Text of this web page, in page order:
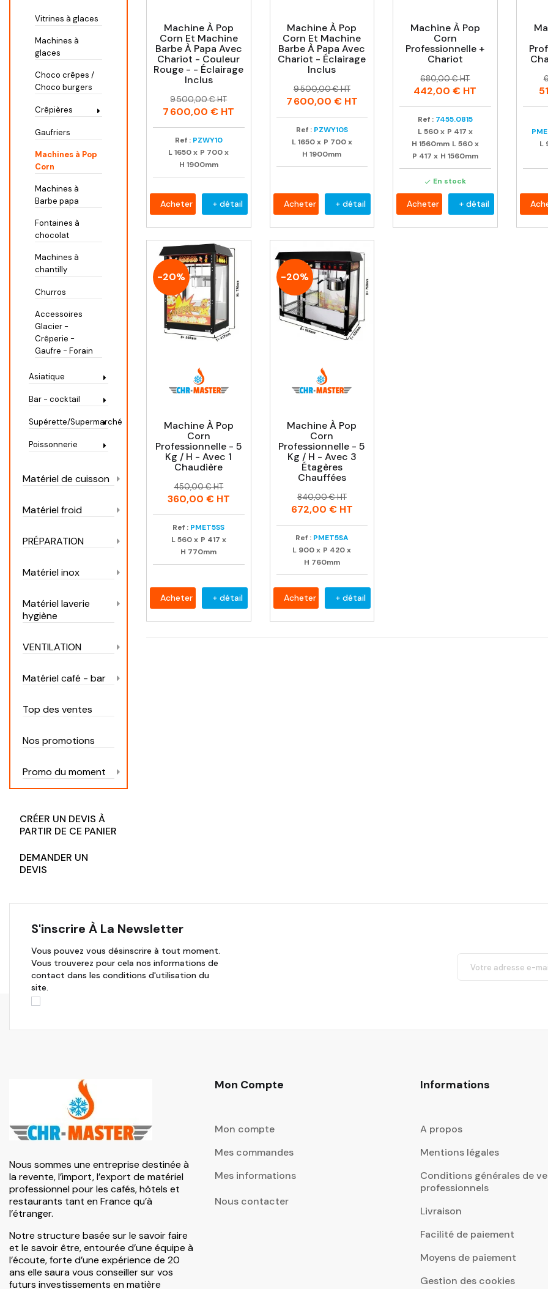
Vitrines à glaces
Machines à
glaces
Choco crêpes /
Choco burgers
Crêpières
Gaufriers
Machines à Pop
Corn
Machines à
Barbe papa
Fontaines à
chocolat
Machines à
chantilly
Churros
Accessoires
Glacier -
Crêperie -
Gaufre - Forain
Asiatique
Bar - cocktail
Supérette/Supermarché
Poissonnerie
Matériel de cuisson
Matériel froid
PRÉPARATION
Matériel inox
Matériel laverie
hygiène
VENTILATION
Matériel café - bar
Top des ventes
Nos promotions
Promo du moment
CRÉER UN DEVIS À
PARTIR DE CE PANIER
DEMANDER UN
DEVIS
Machine À Pop
Corn Et Machine
Barbe À Papa Avec
Chariot - Couleur
Rouge - - Éclairage
Inclus
Prix
Prix
habituel
9 500,00 € HT
7 600,00 € HT
Ref : PZWY10
L 1650 x P 700 x
H 1900mm
Acheter + détail
Machine À Pop
Corn Et Machine
Barbe À Papa Avec
Chariot - Éclairage
Inclus
Prix
Prix
habituel
9 500,00 € HT
7 600,00 €HT
Ref : PZWY10S
L1650x P 700x
H 1900mm
Acheter + détail
Machine À Pop
Corn
Professionnelle +
Chariot
Prix
Prix
habituel
680,00 € HT
442,00 € HT
Ref : 7455.0815
L560x P 417 x
H 1560mm L560x
P 417 x H 1560mm
 En stock
Acheter + détail
L
-20%
Machine À Pop
Corn
Professionnelle - 5
Kg / H - Avec 1
Chaudière
Prix
Prix
habituel
450,00 € HT
360,00 €HT
Ref : PMET5SS
L 560 x P 417 x
H 770mm
Acheter + détail
-20%
Machine À Pop
Corn
Professionnelle - 5
Kg / H - Avec 3
Étagères
Chauffées
Prix
Prix
habituel
840,00 € HT
672,00 €HT
Ref : PMET5SA
L 900 x P 420 x
H 760mm
Acheter + détail
S'inscrire À La Newsletter
Vous pouvez vous désinscrire à tout moment.
Vous trouverez pour cela nos informations de
contact dans les conditions d'utilisation du
site.
Nous sommes une entreprise destinée à
la revente, l’import, l’export de matériel
professionnel pour les cafés, hôtels et
restaurants tant en France qu’à
l’étranger.
Notre structure basée sur le savoir faire
et le savoir être, entourée d’une équipe à
l’écoute, forte d’une expérience de 20
ans elle saura vous conseiller sur vos
futurs investissements en matière
Mon Compte
Mon compte
Mes commandes
Mes informations
Nous contacter
Informations
A propos
Mentions légales
Conditions générales de
professionnels
Livraison
Facilité de paiement
Moyens de paiement
Gestion des cookies